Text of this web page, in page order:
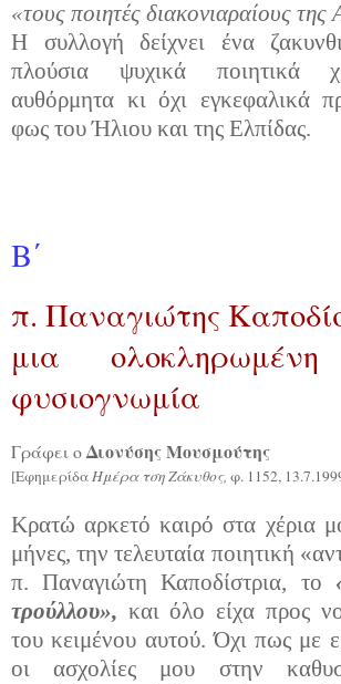
«τους ποιητές διακονιαραίους της
Η συλλογή δείχνει ένα
πλούσια ψυχικά ποιητικά
αυθόρμητα κι όχι εγκεφαλικά
φως του Ήλιου και της Ελπίδας.
Β΄
π. Παναγιώτης
μια ολοκληρωμένη
φυσιογνωμία
Γράφει οΔιονύσης Μουσμούτης
[ΕφημερίδαΗμέρα τση Ζάκυθος, φ. 1152,
Κρατώ αρκετό καιρό στα χέρια
μήνες, την τελευταία ποιητική
π. Παναγιώτη Καποδίστρια, το
τρούλλου», και όλο είχα προς
του κειμένου αυτού. Όχι πως με
οι ασχολίες μου στην